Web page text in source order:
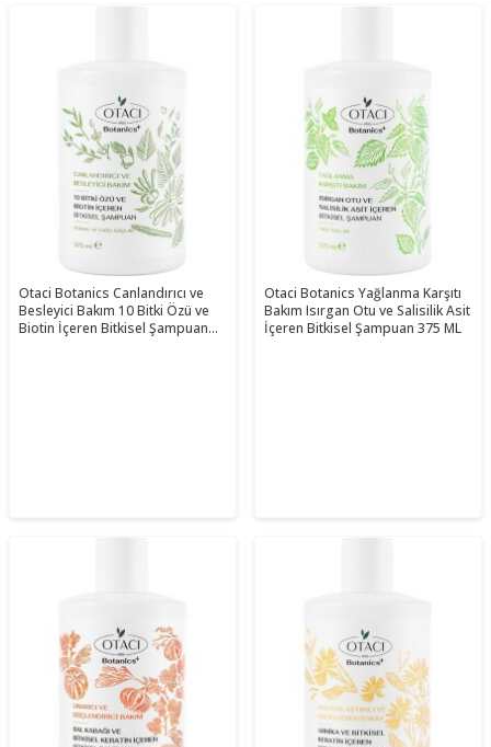
Otaci Botanics Canlandırıcı ve
Besleyici Bakım 10 Bitki Özü ve
Biotin İçeren Bitkisel Şampuan
Otaci Botanics Yağlanma Karşıtı
Bakım Isırgan Otu ve Salisilik Asit
İçeren Bitkisel Şampuan 375 ML